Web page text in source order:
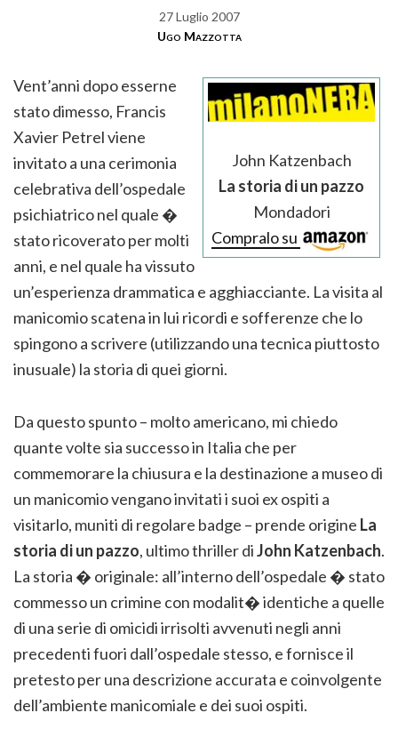
27 Luglio 2007
Ugo Mazzotta
John Katzenbach
La storia di un pazzo
Mondadori
Compralo su
Vent’anni dopo esserne
stato dimesso, Francis
Xavier Petrel viene
invitato a una cerimonia
celebrativa dell’ospedale
psichiatrico nel quale �
stato ricoverato per molti
anni, e nel quale ha vissuto
un’esperienza drammatica e agghiacciante. La visita al
manicomio scatena in lui ricordi e sofferenze che lo
spingono a scrivere (utilizzando una tecnica piuttosto
inusuale) la storia di quei giorni.
Da questo spunto – molto americano, mi chiedo
quante volte sia successo in Italia che per
commemorare la chiusura e la destinazione a museo di
un manicomio vengano invitati i suoi ex ospiti a
visitarlo, muniti di regolare badge – prende origine La
storia di un pazzo, ultimo thriller diJohn Katzenbach.
La storia � originale: all’interno dell’ospedale � stato
commesso un crimine con modalit� identiche a quelle
di una serie di omicidi irrisolti avvenuti negli anni
precedenti fuori dall’ospedale stesso, e fornisce il
pretesto per una descrizione accurata e coinvolgente
dell’ambiente manicomiale e dei suoi ospiti.